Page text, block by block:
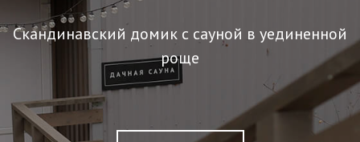
Скандинавский домик с сауной в уединенной
роще